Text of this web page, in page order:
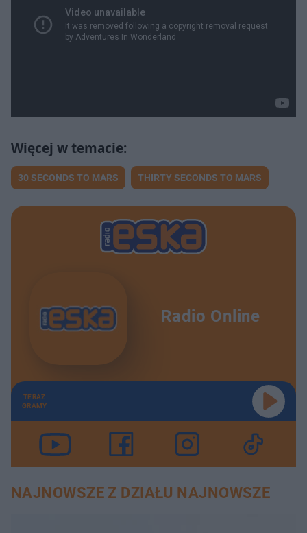
30 SECONDS TO MARS THIRTY SECONDS TO MARS
Radio Online
TERAZ
GRAMY
NAJNOWSZE Z DZIAŁU NAJNOWSZE